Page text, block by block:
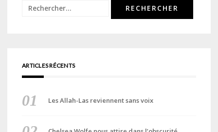
Rechercher :
ARTICLES RÉCENTS
Les Allah-Las reviennent sans voix